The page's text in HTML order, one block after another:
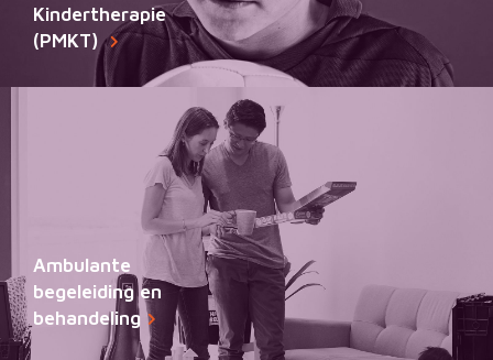
Kindertherapie
(PMKT)
Ambulante
begeleiding en
behandeling